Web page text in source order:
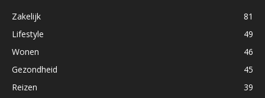
Zakelijk
81
Lifestyle
49
Wonen
46
Gezondheid
45
Reizen
39